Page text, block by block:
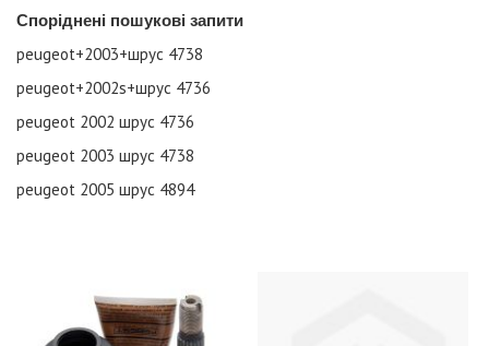
Споріднені пошукові запити
peugeot+2003+шрус 4738
peugeot+2002s+шрус 4736
peugeot 2002 шрус 4736
peugeot 2003 шрус 4738
peugeot 2005 шрус 4894